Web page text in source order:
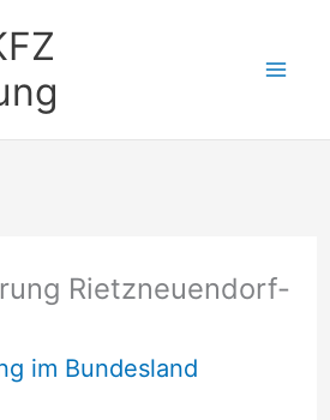
Rietzneuendorf-
im Bundesland